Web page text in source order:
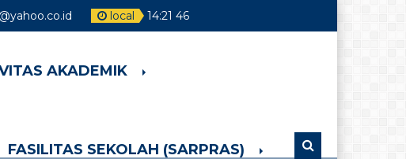
local 14:21 47
AKADEMIK
FASILITAS SEKOLAH (SARPRAS)